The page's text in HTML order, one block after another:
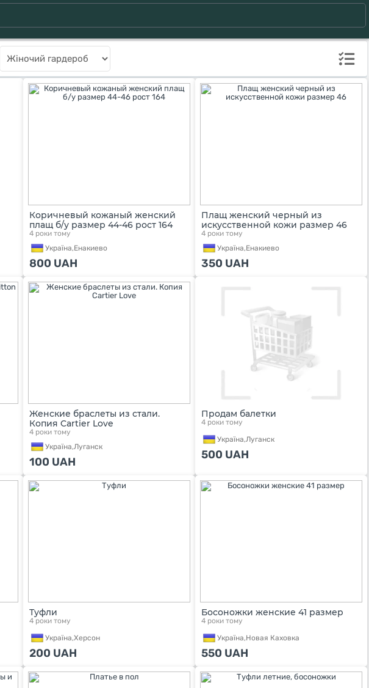
Коричневый кожаный женский
плащ б/у размер 44-46 рост 164
4 роки тому
Україна,Енакиево
800 UAH
Плащ женский черный из
искусственной кожи размер 46
4 роки тому
Україна,Енакиево
350 UAH
Женские браслеты из стали.
Копия Cartier Love
4 роки тому
Україна,Луганск
100 UAH
Продам балетки
4 роки тому
Україна,Луганск
500 UAH
Туфли
4 роки тому
Україна,Херсон
200 UAH
Босоножки женские 41 размер
4 роки тому
Україна,Новая Каховка
550 UAH